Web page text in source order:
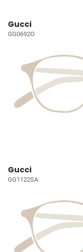
Gucci
GG0692O
Gucci
GG1122SA